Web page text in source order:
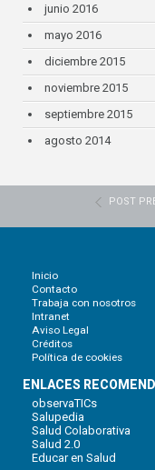
junio 2016
mayo 2016
diciembre 2015
noviembre 2015
septiembre 2015
agosto 2014
POST
Inicio
Contacto
Trabaja con nosotros
Intranet
Aviso Legal
Créditos
Política de cookies
ENLACES
observaTICs
Salupedia
Salud Colaborativa
Salud 2.0
Educar en Salud